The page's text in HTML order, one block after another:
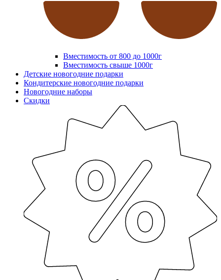
Вместимость от 800 до 1000г
Вместимость свыше 1000г
Детские новогодние подарки
Кондитерские новогодние подарки
Новогодние наборы
Скидки